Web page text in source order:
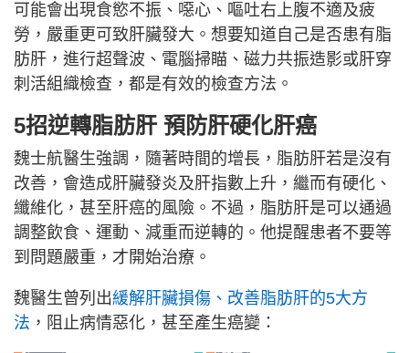
可能會出現食慾不振、噁心、嘔吐右上腹不適及疲
勞，嚴重更可致肝臟發大。想要知道自己是否患有脂
肪肝，進行超聲波、電腦掃瞄、磁力共振造影或肝穿
刺活組織檢查，都是有效的檢查方法。
5招逆轉脂肪肝 預防肝硬化肝癌
魏士航醫生強調，隨著時間的增長，脂肪肝若是沒有
改善，會造成肝臟發炎及肝指數上升，繼而有硬化、
纖維化，甚至肝癌的風險。不過，脂肪肝是可以通過
調整飲食、運動、減重而逆轉的。他提醒患者不要等
到問題嚴重，才開始治療。
魏醫生曾列出緩解肝臟損傷、改善脂肪肝的5大方
法 ，阻止病情惡化，甚至產生癌變：